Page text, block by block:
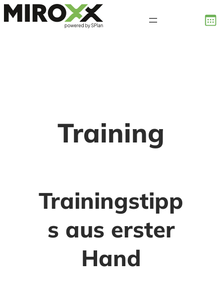
Zum
Inhalt
Training
Trainingstipp
s aus erster
Hand